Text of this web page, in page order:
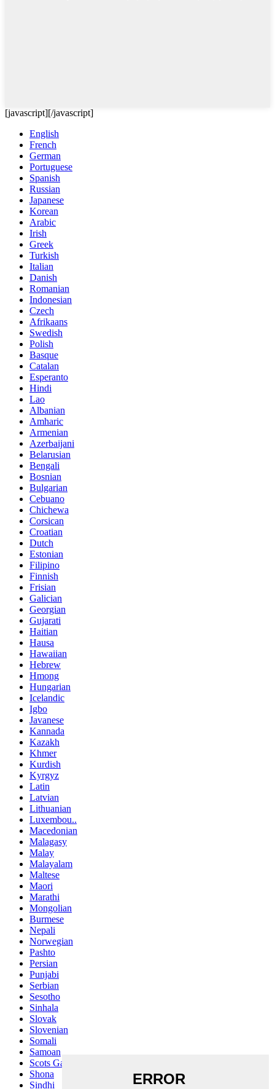
[javascript][/javascript]
English
French
German
Portuguese
Spanish
Russian
Japanese
Korean
Arabic
Irish
Greek
Turkish
Italian
Danish
Romanian
Indonesian
Czech
Afrikaans
Swedish
Polish
Basque
Catalan
Esperanto
Hindi
Lao
Albanian
Amharic
Armenian
Azerbaijani
Belarusian
Bengali
Bosnian
Bulgarian
Cebuano
Chichewa
Corsican
Croatian
Dutch
Estonian
Filipino
Finnish
Frisian
Galician
Georgian
Gujarati
Haitian
Hausa
Hawaiian
Hebrew
Hmong
Hungarian
Icelandic
Igbo
Javanese
Kannada
Kazakh
Khmer
Kurdish
Kyrgyz
Latin
Latvian
Lithuanian
Luxembou..
Macedonian
Malagasy
Malay
Malayalam
Maltese
Maori
Marathi
Mongolian
Burmese
Nepali
Norwegian
Pashto
Persian
Punjabi
Serbian
Sesotho
Sinhala
Slovak
Slovenian
Somali
Samoan
Scots Gaelic
Shona
Sindhi